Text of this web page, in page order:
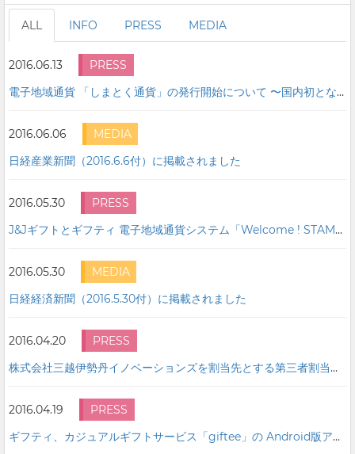
ALL INFO PRESS MEDIA
2016.06.13
PRESS
電子地域通貨 「しまとく通貨」の発行開始について 〜国内初となるスマートフォン・携帯電話を活用した電子地域通貨システムを導入〜
2016.06.06
MEDIA
日経産業新聞（2016.6.6付）に掲載されました
2016.05.30
PRESS
J&Jギフトとギフティ 電子地域通貨システム「Welcome ! STAMP」の共同提供を開始
2016.05.30
MEDIA
日経経済新聞（2016.5.30付）に掲載されました
2016.04.20
PRESS
株式会社三越伊勢丹イノベーションズを割当先とする第三者割当増資の実施について
2016.04.19
PRESS
ギフティ、カジュアルギフトサービス「giftee」の Android版アプリを4月19日より提供開始 ～会員47万人国内最大級eギフトサービスのスマートフォンアプリ〜